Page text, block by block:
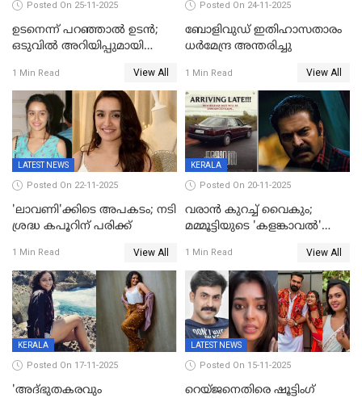
Posted On 25-11-2025
ഉടനെന്ന് പറഞ്ഞാൽ ഉടൻ;
ഒടുവിൽ അറിയിപ്പുമായി
റിലീസ് തീയതി പുറത്ത്
1 Min Read View All
Posted On 24-11-2025
ബോളിവുഡ് ഇതിഹാസതാരം
ധർമേന്ദ്ര അന്തരിച്ചു
1 Min Read View All
LATEST NEWS
Posted On 22-11-2025
'ലാവണി'ക്കിടെ അപകടം; നടി
ശ്രദ്ധ കപൂറിന് പരിക്ക്
1 Min Read View All
KERALA
Posted On 20-11-2025
വരാൻ കുറച്ച് വൈകും;
മമ്മൂട്ടിയുടെ 'കളങ്കാവൽ'
1 Min Read View All
KERALA
Posted On 17-11-2025
'അദ്‌ഭുതകരവും
LATEST NEWS
Posted On 15-11-2025
റെയ്ജനെതിരെ ഷൂട്ടിംഗ്